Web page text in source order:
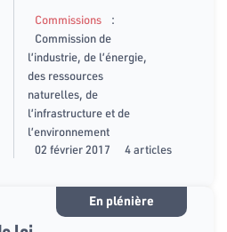
Commissions :
Commission de
l’industrie, de l’énergie,
des ressources
naturelles, de
l’infrastructure et de
l’environnement
02 février 2017
4 articles
En plénière